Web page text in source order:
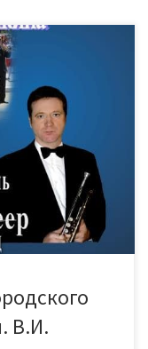
“Знамя
оркестра им.
аранжировщик,
Эстрадные пьесы,
солистов и
музыки и
купить […]
В.И.